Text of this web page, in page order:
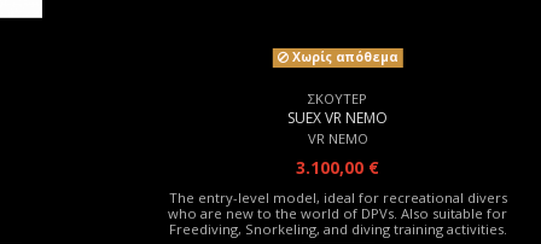
Χωρίς απόθεμα
ΣΚΟΥΤΕΡ
SUEX VR NEMO
VR NEMO
3.100,00 €
The entry-level model, ideal for recreational divers
who are new to the world of DPVs. Also suitable for
Freediving, Snorkeling, and diving training activities.